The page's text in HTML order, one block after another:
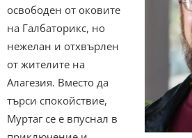
освободен от оковите
на Галбаторикс, но
нежелан и отхвърлен
от жителите на
Алагезия. Вместо да
търси спокойствие,
Муртаг се е впуснал в